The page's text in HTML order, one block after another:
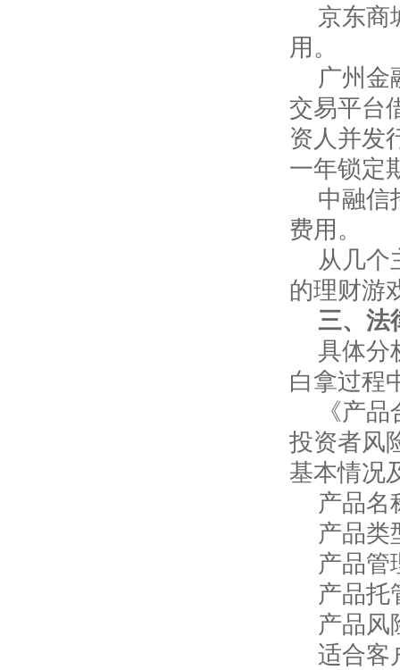
京东商
用。
广州金
交易平台
资人并发
一年锁定
中融信
费用。
从几个
的理财游
三、法
具体分
白拿过程
《产
投资者风
基本情况
产品名
产品类
产品管
产品托
产品风
适合客